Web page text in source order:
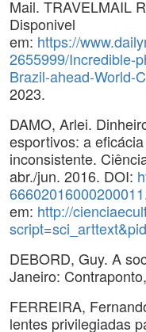
Mail. TRAVELMAIL
Disponivel
em: https://
2655999/Incredible-
Brazil-ahead-World-
2023.
DAMO, Arlei.
esportivos: a
inconsistente.
abr./jun. 2016. DOI:
66602016000200011
em: http://
DEBORD, Guy. A
Janeiro:
FERREIRA,
lentes privilegiadas